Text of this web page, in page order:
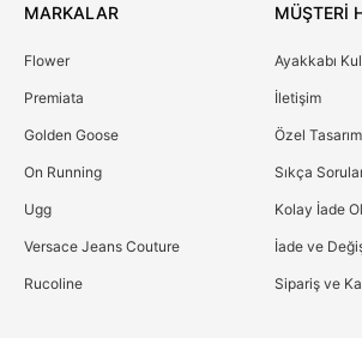
MARKALAR
Flower
Premiata
Golden Goose
On Running
Ugg
Versace Jeans Couture
Rucoline
MÜŞTERİ
Ayakkabı
İletişim
Özel
Sıkça
Kolay İade
İade ve
Sipariş ve